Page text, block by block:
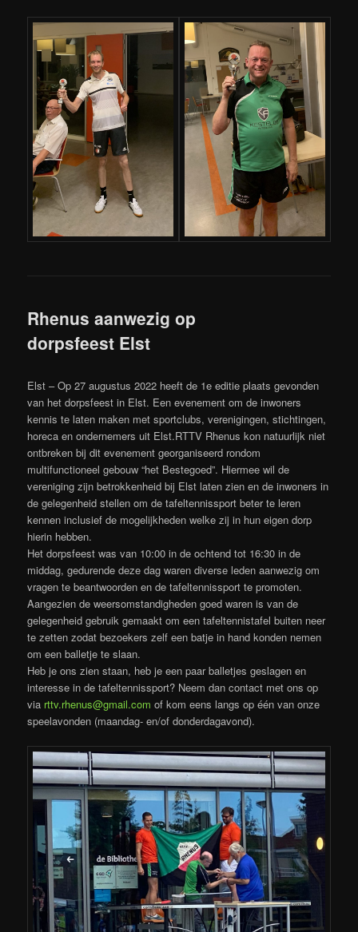
Rhenus aanwezig op
dorpsfeest Elst
Elst – Op 27 augustus 2022 heeft de 1e editie plaats gevonden
van het dorpsfeest in Elst. Een evenement om de inwoners
kennis te laten maken met sportclubs, verenigingen, stichtingen,
horeca en ondernemers uit Elst.RTTV Rhenus kon natuurlijk niet
ontbreken bij dit evenement georganiseerd rondom
multifunctioneel gebouw “het Bestegoed”. Hiermee wil de
vereniging zijn betrokkenheid bij Elst laten zien en de inwoners in
de gelegenheid stellen om de tafeltennissport beter te leren
kennen inclusief de mogelijkheden welke zij in hun eigen dorp
hierin hebben.
Het dorpsfeest was van 10:00 in de ochtend tot 16:30 in de
middag, gedurende deze dag waren diverse leden aanwezig om
vragen te beantwoorden en de tafeltennissport te promoten.
Aangezien de weersomstandigheden goed waren is van de
gelegenheid gebruik gemaakt om een tafeltennistafel buiten neer
te zetten zodat bezoekers zelf een batje in hand konden nemen
om een balletje te slaan.
Heb je ons zien staan, heb je een paar balletjes geslagen en
interesse in de tafeltennissport? Neem dan contact met ons op
via rttv.rhenus@gmail.com of kom eens langs op één van onze
speelavonden (maandag- en/of donderdagavond).